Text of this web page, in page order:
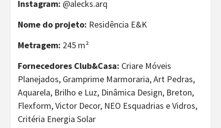
Instagram: @alecks.arq
Nome do projeto: Residência E&K
Metragem: 245 m²
Fornecedores Club&Casa: Criare Móveis
Planejados, Gramprime Marmoraria, Art Pedras,
Aquarela, Brilho e Luz, Dinâmica Design, Breton,
Flexform, Victor Decor, NEO Esquadrias e Vidros,
Critéria Energia Solar